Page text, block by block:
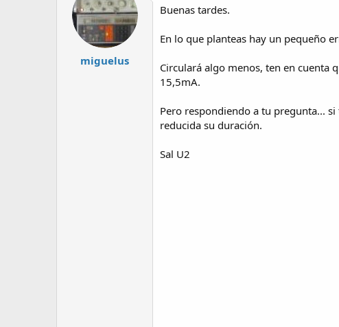
miguelus
Buenas tardes.
En lo que planteas hay un pequeño
Circulará algo menos, ten en cuenta
15,5mA.
Pero respondiendo a tu pregunta...
reducida su duración.
Sal U2